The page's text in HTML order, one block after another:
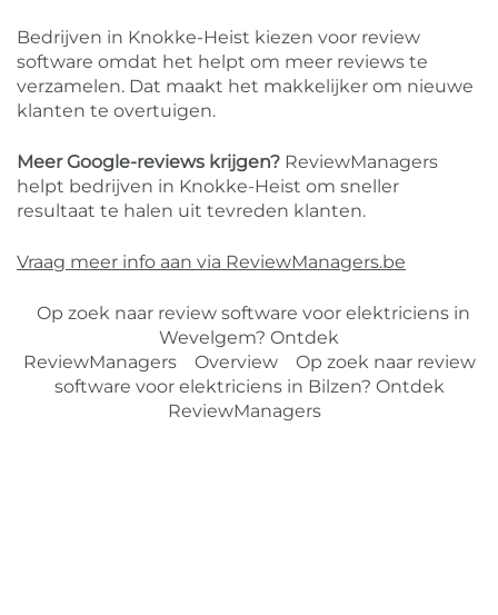
Bedrijven in Knokke-Heist kiezen voor review
software omdat het helpt om meer reviews te
verzamelen. Dat maakt het makkelijker om nieuwe
klanten te overtuigen.
Meer Google-reviews krijgen? ReviewManagers
helpt bedrijven in Knokke-Heist om sneller
resultaat te halen uit tevreden klanten.
Vraag meer info aan via ReviewManagers.be
Op zoek naar review software voor elektriciens in
Wevelgem? Ontdek
ReviewManagers
Overview
Op zoek naar review
software voor elektriciens in Bilzen? Ontdek
ReviewManagers